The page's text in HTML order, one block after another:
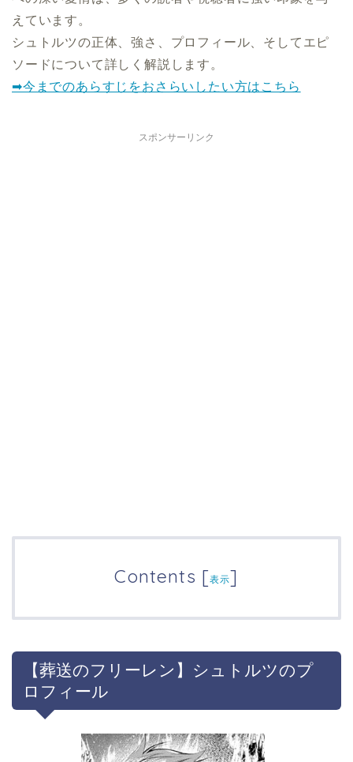
えています。
シュトルツの正体、強さ、プロフィール、そしてエピ
ソードについて詳しく解説します。
➡今までのあらすじをおさらいしたい方はこちら
スポンサーリンク
Contents [表示]
【葬送のフリーレン】シュトルツのプ
ロフィール